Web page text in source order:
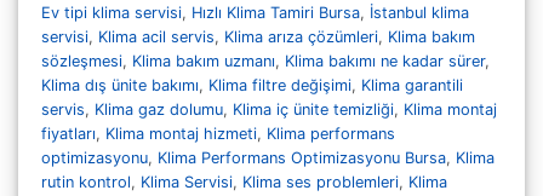
Ev tipi klima servisi, Hızlı Klima Tamiri Bursa, İstanbul klima
servisi, Klima acil servis, Klima arıza çözümleri, Klima bakım
sözleşmesi, Klima bakım uzmanı, Klima bakımı ne kadar sürer,
Klima dış ünite bakımı, Klima filtre değişimi, Klima garantili
servis, Klima gaz dolumu, Klima iç ünite temizliği, Klima montaj
fiyatları, Klima montaj hizmeti, Klima performans
optimizasyonu, Klima Performans Optimizasyonu Bursa, Klima
rutin kontrol, Klima Servisi, Klima ses problemleri, Klima